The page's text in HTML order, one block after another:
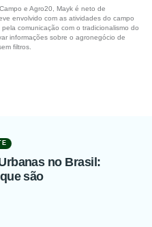
e Agro20, Mayk é neto de
envolvido com as atividades do campo
comunicação com o tradicionalismo do
informações sobre o agronegócio de
filtros.
no Brasil:
são